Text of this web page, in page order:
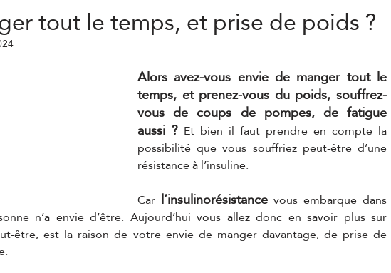
tout le temps, et prise de poids ?
Alors avez-vous envie de manger tout le
temps, et prenez-vous du poids, souffrez-
vous de coups de pompes, de fatigue
aussi ? Et bien il faut prendre en compte la
possibilité que vous souffriez peut-être d’une
résistance à l’insuline.
Car l’insulinorésistance vous embarque dans
n’a envie d’être. Aujourd’hui vous allez donc en savoir plus sur
être, est la raison de votre envie de manger davantage, de prise de